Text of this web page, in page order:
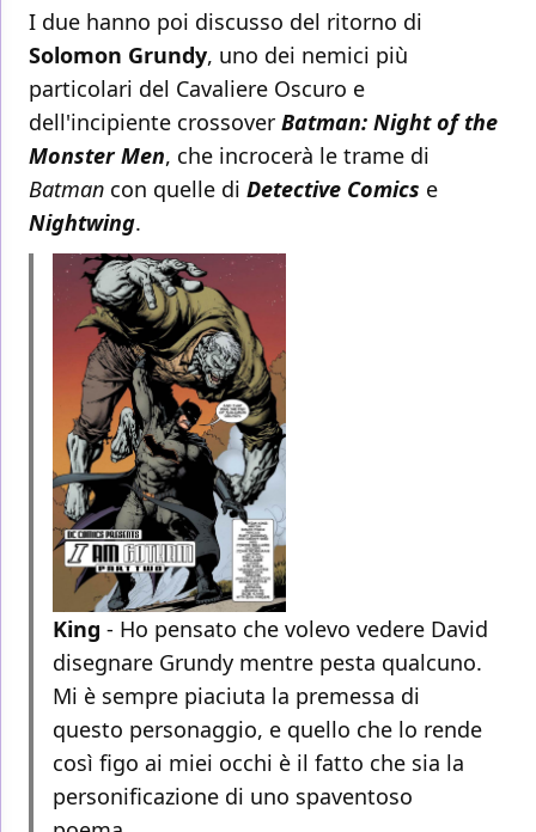
I due hanno poi discusso del ritorno di
Solomon Grundy, uno dei nemici più
particolari del Cavaliere Oscuro e
dell'incipiente crossover Batman: Night of the
Monster Men, che incrocerà le trame di
Batman con quelle di Detective Comics e
Nightwing.
King - Ho pensato che volevo vedere David
disegnare Grundy mentre pesta qualcuno.
Mi è sempre piaciuta la premessa di
questo personaggio, e quello che lo rende
così figo ai miei occhi è il fatto che sia la
personificazione di uno spaventoso